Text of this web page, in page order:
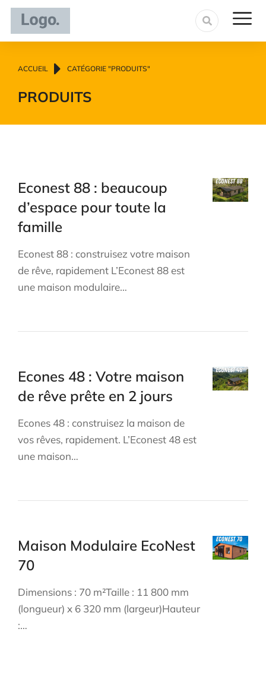
Vous êtes ici :
ACCUEIL CATÉGORIE "PRODUITS"
PRODUITS
Econest 88 : beaucoup
d’espace pour toute la
famille
Econest 88 : construisez votre maison
de rêve, rapidement L’Econest 88 est
une maison modulaire…
Econes 48 : Votre maison
de rêve prête en 2 jours
Econes 48 : construisez la maison de
vos rêves, rapidement. L’Econest 48 est
une maison…
Maison Modulaire EcoNest
70
Dimensions : 70 m²Taille : 11 800 mm
(longueur) x 6 320 mm (largeur)Hauteur
:…